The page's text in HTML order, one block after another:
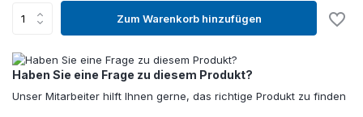
Zum Warenkorb hinzufügen
Haben Sie eine Frage zu diesem Produkt?
Unser Mitarbeiter hilft Ihnen gerne, das richtige Produkt zu finden